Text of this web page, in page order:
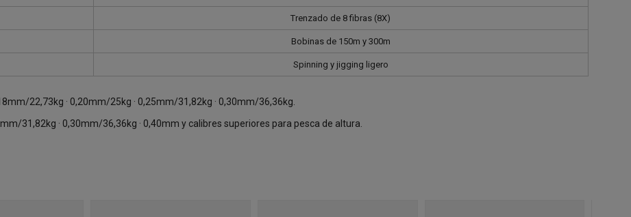
Trenzado de 8 fibras (8X)
Bobinas de 150m y 300m
Spinning y jigging ligero
22,73kg · 0,20mm/25kg · 0,25mm/31,82kg · 0,30mm/36,36kg.
31,82kg · 0,30mm/36,36kg · 0,40mm y calibres superiores para pesca de altura.